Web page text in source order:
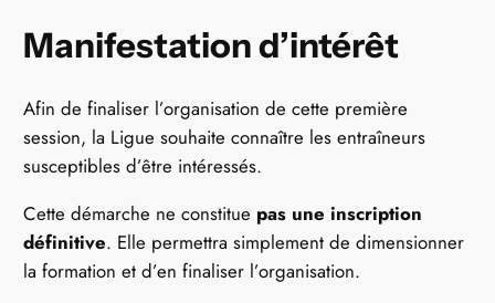
Manifestation d’intérêt
Afin de finaliser l’organisation de cette première
session, la Ligue souhaite connaître les entraîneurs
susceptibles d’être intéressés.
Cette démarche ne constitue pas une inscription
définitive. Elle permettra simplement de dimensionner
la formation et d’en finaliser l’organisation.